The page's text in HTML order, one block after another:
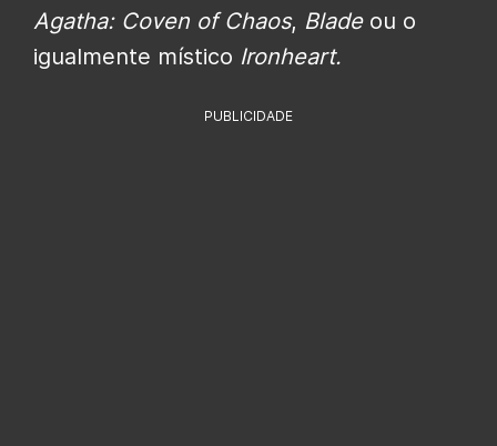
Agatha: Coven of Chaos, Bladeou o
igualmente místico Ironheart.
PUBLICIDADE